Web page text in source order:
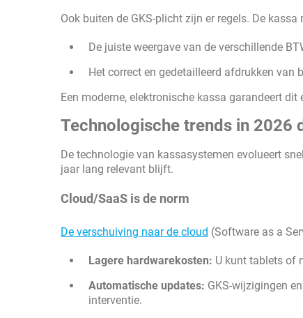
Ook buiten de GKS-plicht zijn er regels. De
De juiste weergave van de verschillende
Het correct en gedetailleerd afdrukken van
Een moderne, elektronische kassa garandeert
Technologische trends in 2026
De technologie van kassasystemen evolueert
jaar lang relevant blijft.
Cloud/SaaS is de norm
De verschuiving naar de cloud (Software as a
Lagere hardwarekosten: U kunt tablets of
Automatische updates: GKS-wijzigingen
interventie.